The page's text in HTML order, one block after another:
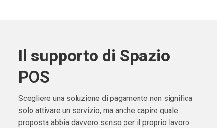
Il supporto di Spazio
POS
Scegliere una soluzione di pagamento non significa
solo attivare un servizio, ma anche capire quale
proposta abbia davvero senso per il proprio lavoro.